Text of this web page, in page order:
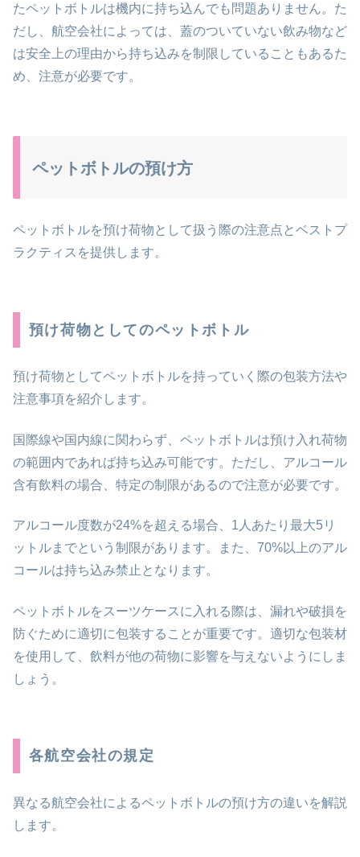
たペットボトルは機内に持ち込んでも問題ありません。た
だし、航空会社によっては、蓋のついていない飲み物など
は安全上の理由から持ち込みを制限していることもあるた
め、注意が必要です。
ペットボトルの預け方
ペットボトルを預け荷物として扱う際の注意点とベストプ
ラクティスを提供します。
預け荷物としてのペットボトル
預け荷物としてペットボトルを持っていく際の包装方法や
注意事項を紹介します。
国際線や国内線に関わらず、ペットボトルは預け入れ荷物
の範囲内であれば持ち込み可能です。ただし、アルコール
含有飲料の場合、特定の制限があるので注意が必要です。
アルコール度数が24%を超える場合、1人あたり最大5リ
ットルまでという制限があります。また、70%以上のアル
コールは持ち込み禁止となります。
ペットボトルをスーツケースに入れる際は、漏れや破損を
防ぐために適切に包装することが重要です。適切な包装材
を使用して、飲料が他の荷物に影響を与えないようにしま
しょう。
各航空会社の規定
異なる航空会社によるペットボトルの預け方の違いを解説
します。